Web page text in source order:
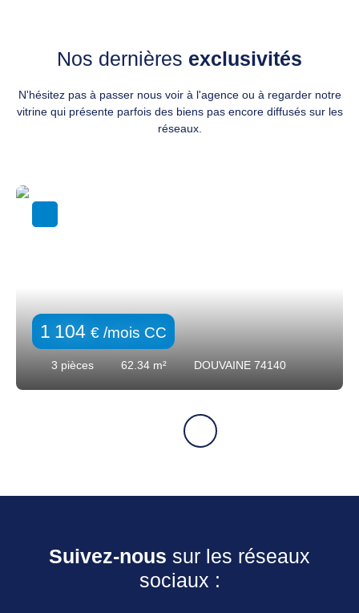
Nos dernières exclusivités
N'hésitez pas à passer nous voir à l'agence ou à regarder notre
vitrine qui présente parfois des biens pas encore diffusés sur les
réseaux.
1 104 € /mois CC
3 pièces 62.34 m² DOUVAINE 74140
Suivez-nous sur les réseaux
sociaux :